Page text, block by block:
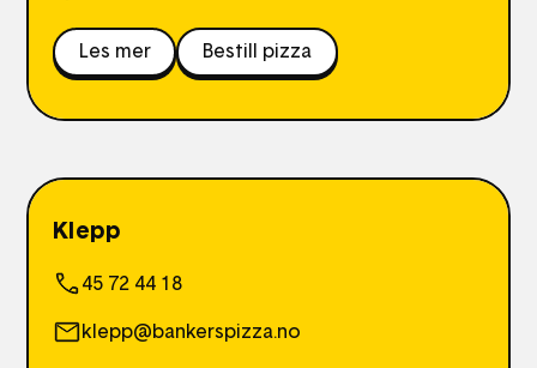
Les mer Bestill pizza
Klepp
45 72 44 18
klepp@bankerspizza.no